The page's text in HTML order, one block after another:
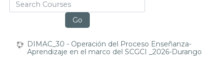
Go
DIMAC_30 - Operación del Proceso Enseñanza-
Aprendizaje en el marco del SCGCI _2026-Durango